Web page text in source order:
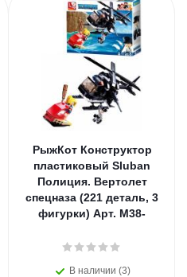
РыжКот Конструктор
пластиковый Sluban
Полиция. Вертолет
спецназа (221 деталь, 3
фигурки) Арт. M38-
В наличии (3)